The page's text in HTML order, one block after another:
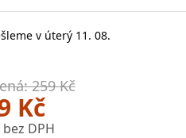
v úterý 11. 08.
259 Kč
Kč
bez DPH